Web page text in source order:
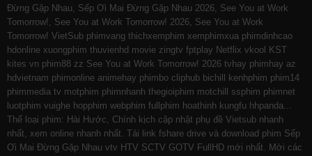
Đừng Gặp Nhau, Sếp Ơi Mai Đừng Gặp Nhau 2026, See You at Work
Tomorrow!, See You at Work Tomorrow! 2026, See You at Work
Tomorrow! VietSub phimvang thichxemphim xemphimxua phimdinhcao
hdonline xuongphim thuvienhd movie zingtv fptplay Netflix vkool KST
kites vn phim88 zz See You at Work Tomorrow! 2026 tvhay phimhay az
hdvietnam phimonline animehay phimbo cliphub bichill kenhphim phim14
phimmedia tv motphim phimnhanh thegioiphim motchill ssphim phimnet
luotphim vuighe hopphim webphim fullphim hoathinh kungfu hhpanda
Thể loại phim: Hài Hước, Chính kịch cập nhật phụ đề Vietsub nhanh
nhất, xem online nhanh nhất. Tải link fshare drive và download phim Sếp
Ơi Mai Đừng Gặp Nhau vtv HTV SCTV GOTV FullHD mới nhất. Mời các